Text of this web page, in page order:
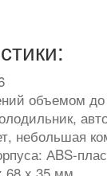
объемом до
небольшая
АBS-